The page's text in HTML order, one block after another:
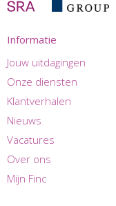
Informatie
Jouw uitdagingen
Onze diensten
Klantverhalen
Nieuws
Vacatures
Over ons
Mijn Finc